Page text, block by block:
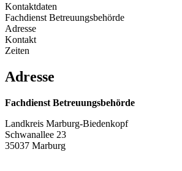
Kontaktdaten
Fachdienst Betreuungsbehörde
Adresse
Kontakt
Zeiten
Adresse
Fachdienst Betreuungsbehörde
Landkreis Marburg-Biedenkopf
Schwanallee 23
35037 Marburg